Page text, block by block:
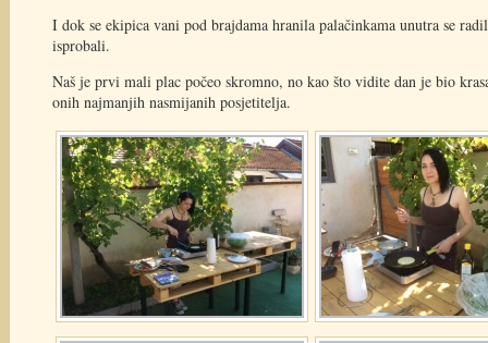
I dok se ekipica vani pod brajdama hranila palačinkama unutra se
isprobali.
Naš je prvi mali plac počeo skromno, no kao što vidite dan je bio
onih najmanjih nasmijanih posjetitelja.